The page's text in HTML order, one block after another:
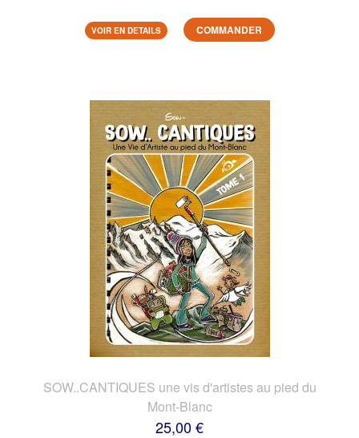
VOIR EN DETAILS COMMANDER
SOW..CANTIQUES une vis d'artistes au pied du
Mont-Blanc
25,00 €